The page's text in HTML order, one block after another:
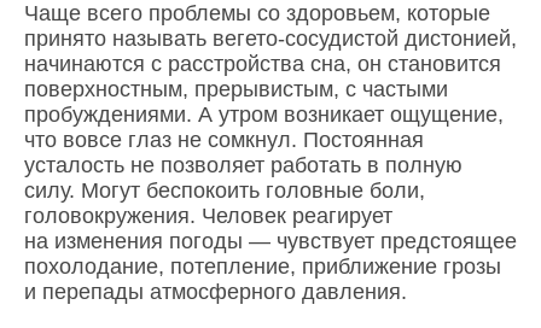
Чаще всего проблемы со здоровьем, которые
принято называть вегето-сосудистой дистонией,
начинаются с расстройства сна, он становится
поверхностным, прерывистым, с частыми
пробуждениями. А утром возникает ощущение,
что вовсе глаз не сомкнул. Постоянная
усталость не позволяет работать в полную
силу. Могут беспокоить головные боли,
головокружения. Человек реагирует
на изменения погоды — чувствует предстоящее
похолодание, потепление, приближение грозы
и перепады атмосферного давления.